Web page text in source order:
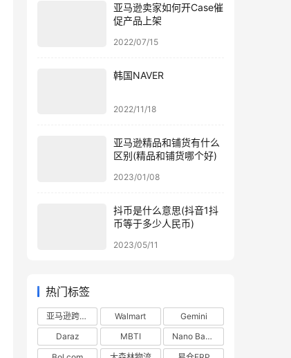
亚马逊卖家如何开Case催
促产品上架
2022/07/15
韩国NAVER
2022/11/18
亚马逊精品和铺货有什么
区别(精品和铺货哪个好)
2023/01/08
抖币是什么意思(抖音1抖
币等于多少人民币)
2023/05/11
热门标签
亚马逊跨境电商 Walmart
Gemini
Daraz
MBTI
Nano Banana